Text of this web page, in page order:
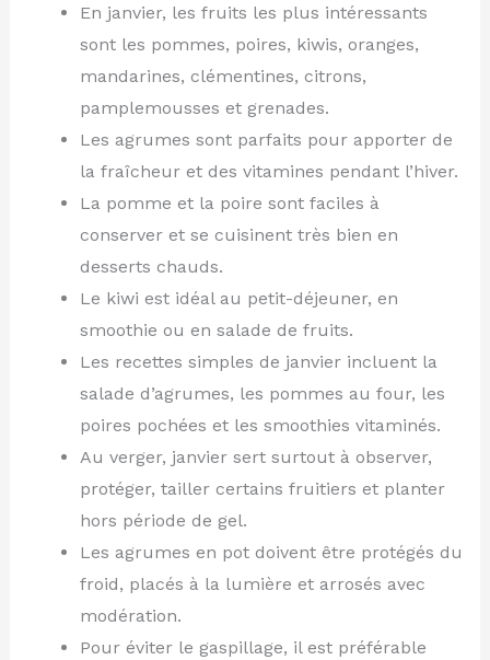
En janvier, les fruits les plus intéressants
sont les pommes, poires, kiwis, oranges,
mandarines, clémentines, citrons,
pamplemousses et grenades.
Les agrumes sont parfaits pour apporter de
la fraîcheur et des vitamines pendant l’hiver.
La pomme et la poire sont faciles à
conserver et se cuisinent très bien en
desserts chauds.
Le kiwi est idéal au petit-déjeuner, en
smoothie ou en salade de fruits.
Les recettes simples de janvier incluent la
salade d’agrumes, les pommes au four, les
poires pochées et les smoothies vitaminés.
Au verger, janvier sert surtout à observer,
protéger, tailler certains fruitiers et planter
hors période de gel.
Les agrumes en pot doivent être protégés du
froid, placés à la lumière et arrosés avec
modération.
Pour éviter le gaspillage, il est préférable